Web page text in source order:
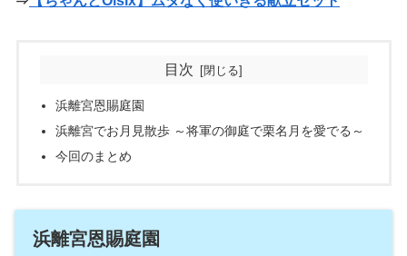
目次
浜離宮恩賜庭園
浜離宮でお月見散歩 ～将軍の御庭で栗名月を愛でる～
今回のまとめ
浜離宮恩賜庭園